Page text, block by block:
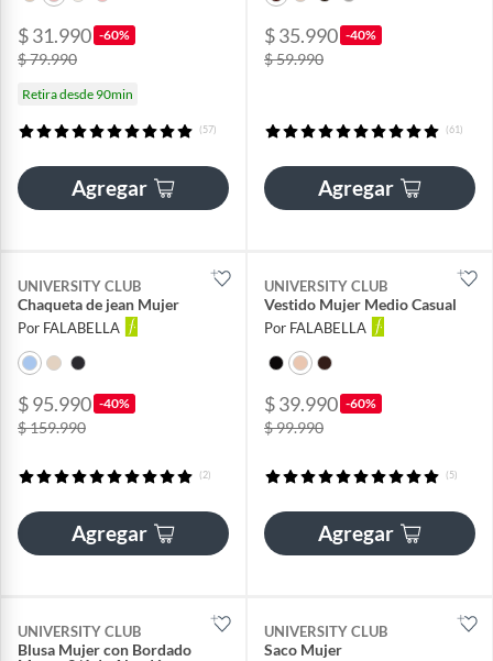
$ 31.990 -60%
$ 79.990
Retira desde 90min
(57)
Agregar
$ 35.990 -40%
$ 59.990
(61)
Agregar
UNIVERSITY CLUB
Chaqueta de jean Mujer
Por FALABELLA
$ 95.990 -40%
$ 159.990
(2)
Agregar
UNIVERSITY CLUB
Vestido Mujer Medio Casual
Por FALABELLA
$ 39.990 -60%
$ 99.990
(5)
Agregar
UNIVERSITY CLUB
Blusa Mujer con Bordado
UNIVERSITY CLUB
Saco Mujer